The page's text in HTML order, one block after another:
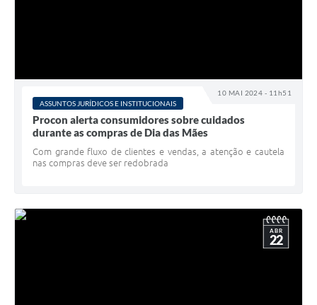
10 MAI 2024 - 11h51
ASSUNTOS JURÍDICOS E INSTITUCIONAIS
Procon alerta consumidores sobre cuidados
durante as compras de Dia das Mães
Com grande fluxo de clientes e vendas, a atenção e cautela
nas compras deve ser redobrada
ABR
22